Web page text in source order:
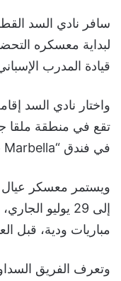
لبداية معسكره
قيادة المدرب
واختار نادي السد
تقع في منطقة ملقا
في فندق “Barcelo Marbella”.
إلى 29 يوليو
مباريات ودية، قبل
وتعرف الفريق